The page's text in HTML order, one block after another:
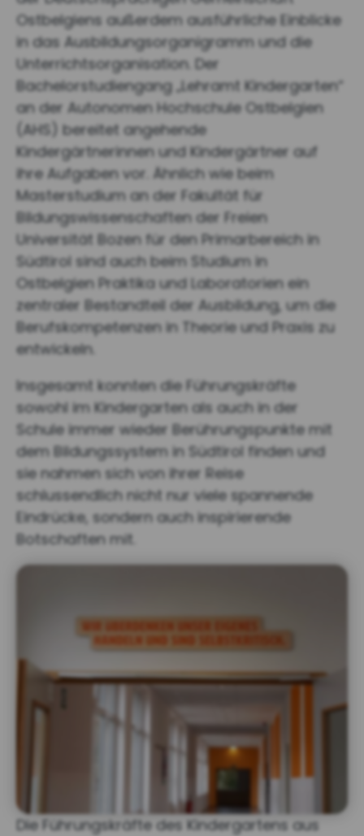
Ostbelgiens außerdem ausführliche Einblicke
in das Ausbildungsorganigramm und die
Unterrichtsorganisation. Der
Bachelorstudiengang „Lehramt Kindergarten“
an der Autonomen Hochschule Ostbelgien
(AHS) bereitet angehende
Kindergärtnerinnen und Kindergärtner auf
ihre Aufgaben vor. Ähnlich wie beim
Masterstudium an der Fakultät für
Bildungswissenschaften der Freien
Universität Bozen für den Primarbereich in
Südtirol sind auch beim Studium in
Ostbelgien Praktika und Laboratorien ein
zentraler Bestandteil der Ausbildung, um die
Berufskompetenzen in Theorie und Praxis zu
entwickeln.
Insgesamt konnten die Führungskräfte
sowohl im Kindergarten als auch in der
Schule immer wieder Berührungspunkte mit
dem Bildungssystem in Südtirol finden und
sie nahmen sich von ihrer Reise
schlussendlich nicht nur viele spannende
Eindrücke, sondern auch inspirierende
Botschaften mit.
Die Führungskräfte des Kindergartens aus